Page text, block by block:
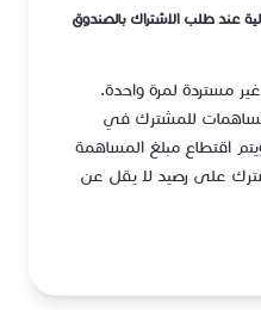
عند طلب الاشتراك بالصندوق
مساهمات للمشترك في
اقتطاع مبلغ المساهمة
على رصيد لا يقل عن